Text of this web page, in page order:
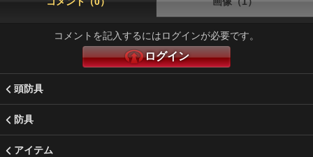
コメントを記入するにはログインが必要です。
ログイン
頭防具
防具
アイテム